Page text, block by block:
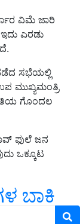
ವಿಮೆ ಜಾರಿ
ಎರಡು
ಸಭೆಯಲ್ಲಿ
ಮುಖ್ಯಮಂತ್ರಿ
ಗೊಂದಲ
ಫುಲೆ ಜನ
ಒಕ್ಕೂಟ
ಬಾಕಿ
ಈ